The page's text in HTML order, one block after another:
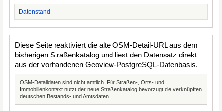
Datenstand
Diese Seite reaktiviert die alte OSM-Detail-URL aus dem
bisherigen Straßenkatalog und liest den Datensatz direkt
aus der vorhandenen Geoview-PostgreSQL-Datenbasis.
OSM-Detaildaten sind nicht amtlich. Für Straßen-, Orts- und
Immobilienkontext nutzt der neue Straßenkatalog bevorzugt die verknüpften
deutschen Bestands- und Amtsdaten.